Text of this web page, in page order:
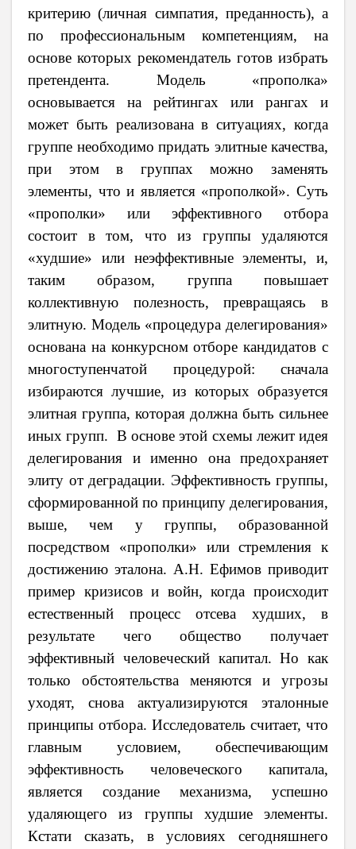
критерию (личная симпатия, преданность), а
по профессиональным компетенциям, на
основе которых рекомендатель готов избрать
претендента. Модель «прополка»
основывается на рейтингах или рангах и
может быть реализована в ситуациях, когда
группе необходимо придать элитные качества,
при этом в группах можно заменять
элементы, что и является «прополкой». Суть
«прополки» или эффективного отбора
состоит в том, что из группы удаляются
«худшие» или неэффективные элементы, и,
таким образом, группа повышает
коллективную полезность, превращаясь в
элитную. Модель «процедура делегирования»
основана на конкурсном отборе кандидатов с
многоступенчатой процедурой: сначала
избираются лучшие, из которых образуется
элитная группа, которая должна быть сильнее
иных групп. В основе этой схемы лежит идея
делегирования и именно она предохраняет
элиту от деградации. Эффективность группы,
сформированной по принципу делегирования,
выше, чем у группы, образованной
посредством «прополки» или стремления к
достижению эталона. А.Н. Ефимов приводит
пример кризисов и войн, когда происходит
естественный процесс отсева худших, в
результате чего общество получает
эффективный человеческий капитал. Но как
только обстоятельства меняются и угрозы
уходят, снова актуализируются эталонные
принципы отбора. Исследователь считает, что
главным условием, обеспечивающим
эффективность человеческого капитала,
является создание механизма, успешно
удаляющего из группы худшие элементы.
Кстати сказать, в условиях сегодняшнего